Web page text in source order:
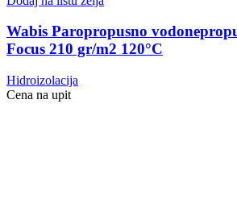
Wabis Paropropusno
Focus 210 gr/m2 120°C
Hidroizolacija
Cena na upit